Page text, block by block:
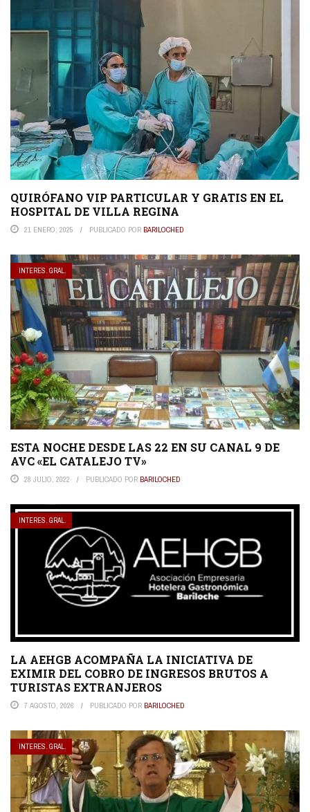
QUIRÓFANO VIP PARTICULAR Y GRATIS EN EL
HOSPITAL DE VILLA REGINA
21 ENERO, 2025 PUBLICADO POR BARILOCHED
INTERES. GRAL.
ESTA NOCHE DESDE LAS 22 EN SU CANAL 9 DE
AVC «EL CATALEJO TV»
28 JULIO, 2022 PUBLICADO POR BARILOCHED
INTERES. GRAL.
LA AEHGB ACOMPAÑA LA INICIATIVA DE
EXIMIR DEL COBRO DE INGRESOS BRUTOS A
TURISTAS EXTRANJEROS
7 AGOSTO, 2026 PUBLICADO POR BARILOCHED
INTERES. GRAL.